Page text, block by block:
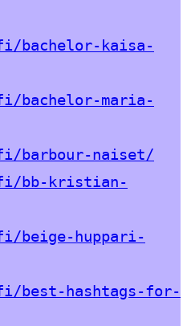
bachelor-kaisa-
bachelor-maria-
barbour-naiset/
bb-kristian-
beige-huppari-
best-hashtags-for-